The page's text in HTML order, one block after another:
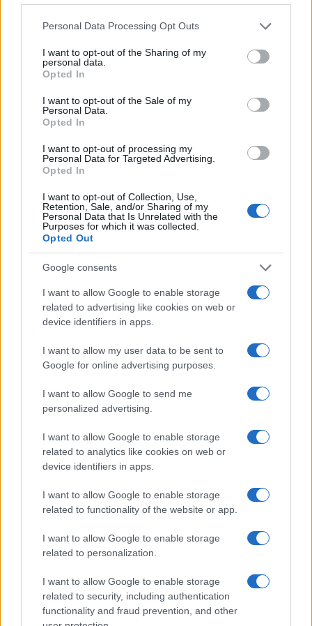
Please note that this website/app uses one or more Google
not limited to your visit or usage behaviour. You may click to
grant or deny consent to Google and its third-party tags to
use your data for below specified purposes in below Google
consent section.
Personal Data Processing Opt Outs
I want to opt-out of the Sharing of my
personal data.
Opted In
I want to opt-out of the Sale of my
Personal Data.
Opted In
I want to opt-out of processing my
Personal Data for Targeted Advertising.
Opted In
I want to opt-out of Collection, Use,
Retention, Sale, and/or Sharing of my
Personal Data that Is Unrelated with the
Purposes for which it was collected.
Opted Out
Google consents
I want to allow Google to enable storage
related to advertising like cookies on web or
device identifiers in apps.
I want to allow my user data to be sent to
Google for online advertising purposes.
I want to allow Google to send me
personalized advertising.
I want to allow Google to enable storage
related to analytics like cookies on web or
device identifiers in apps.
I want to allow Google to enable storage
related to functionality of the website or app.
I want to allow Google to enable storage
related to personalization.
I want to allow Google to enable storage
related to security, including authentication
functionality and fraud prevention, and other
settembre spero davvero che si riesca a fare quello
che in tanti stanno chiedendo, cioè cercare luoghi
Diversamente sarebbe onestamente un cazzotto
nell’occhio e una vera beffa. Spero si risolva
positivamente. La didattica a distanza sotto i
quattordici anni non si fa, si fa soltanto per la scuola
assolutamente residuali, quando è proprio
impossibile dare vita alla didattica normale.
settembre tutti gli studenti in aula in presenza e
immaginare la didattica a distanza come vera e
propria extrema ratio”
SPERIMENTAZIONE DEL VACCINO”
Direttore
Spallanzani: “A
sperimentazione
del vaccino”
Dagli Usa: il
Coronavirus
sistema
POTREBBE INTERESSARTI
Fiumicino, squalo attacca un
pescatore: attimi di terrore sul
5 anni fa
UFFICIALE: il Lazio torna in zona
decreto legge anti-Covid
5 anni fa